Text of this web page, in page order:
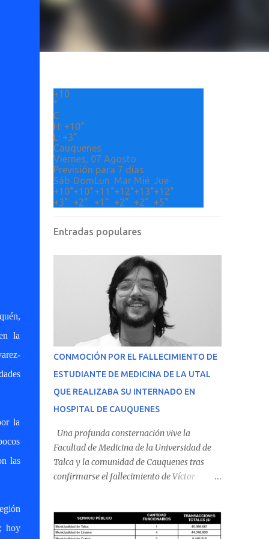
la
la
las
hoy
+10
°
C
H: +10°
L: +3°
Cauquenes
Viernes, 07 Agosto
Previsión para 7 días
Sáb DomLun Mar Mié Jue
+10°+10°+11°+12°+13°+12°
+3° +2° +1° +2° +2° +5°
Entradas populares
CONMOCIÓN POR EL FALLECIMIENTO DE
ESTUDIANTE DE MEDICINA DE LA UTAL
QUE REALIZABA SU INTERNADO EN
HOSPITAL DE CAUQUENES
Una profunda consternación vive la
Facultad de Medicina de la Universidad de
Talca y la comunidad de Cauquenes tras
confirmarse el fallecimiento de Víctor
Cauquenes. De acuerdo con los antecedentes
conocidos, el joven se presentó a cumplir su